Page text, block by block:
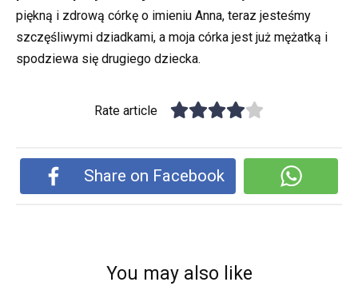
piękną i zdrową córkę o imieniu Anna, teraz jesteśmy
szczęśliwymi dziadkami, a moja córka jest już mężatką i
spodziewa się drugiego dziecka.
Rate article
Share on Facebook
You may also like